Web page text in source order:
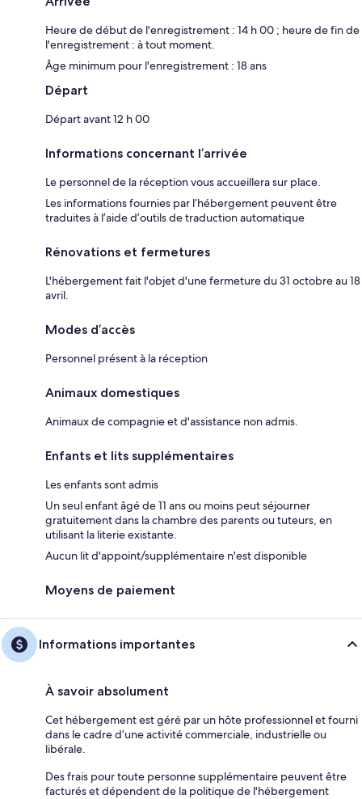
Heure de début de l'enregistrement : 14 h 00 ; heure de fin de
l'enregistrement : à tout moment.
Âge minimum pour l'enregistrement : 18 ans
Départ
Départ avant 12 h 00
Informations concernant l’arrivée
Le personnel de la réception vous accueillera sur place.
Les informations fournies par l’hébergement peuvent être
traduites à l’aide d’outils de traduction automatique
Rénovations et fermetures
L'hébergement fait l'objet d'une fermeture du 31 octobre au 18
avril.
Modes d’accès
Personnel présent à la réception
Animaux domestiques
Animaux de compagnie et d'assistance non admis.
Enfants et lits supplémentaires
Les enfants sont admis
Un seul enfant âgé de 11 ans ou moins peut séjourner
gratuitement dans la chambre des parents ou tuteurs, en
utilisant la literie existante.
Aucun lit d'appoint/supplémentaire n'est disponible
Moyens de paiement
Informations importantes
À savoir absolument
Cet hébergement est géré par un hôte professionnel et fourni
dans le cadre d’une activité commerciale, industrielle ou
libérale.
Des frais pour toute personne supplémentaire peuvent être
facturés et dépendent de la politique de l'hébergement